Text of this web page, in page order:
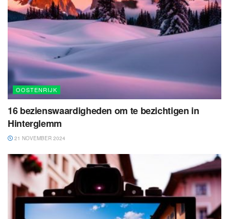
OOSTENRIJK
16 bezienswaardigheden om te bezichtigen in
Hinterglemm
21 NOVEMBER 2024